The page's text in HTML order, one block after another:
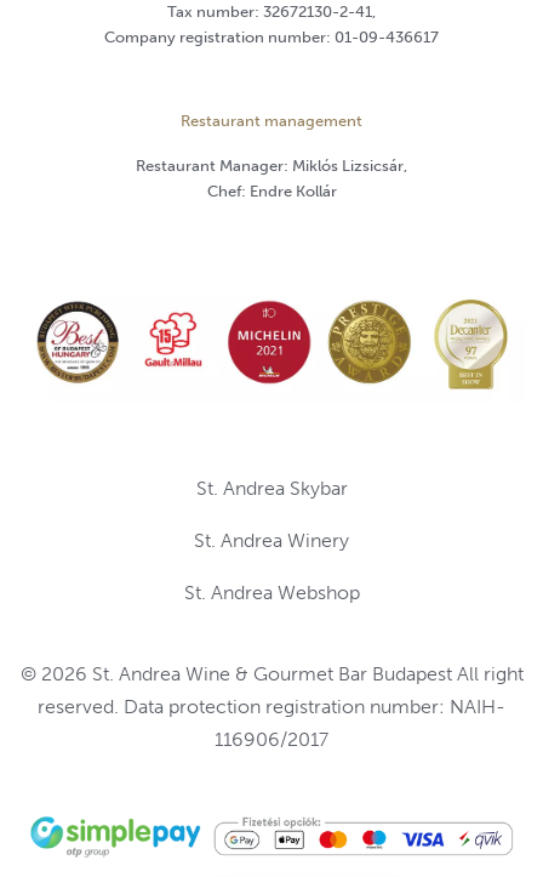
Tax number: 32672130-2-41,
Company registration number: 01-09-436617
Restaurant management
Restaurant Manager: Miklós Lizsicsár,
Chef: Endre Kollár
St. Andrea Skybar
St. Andrea Winery
St. Andrea Webshop
© 2026 St. Andrea Wine & Gourmet Bar Budapest All right
reserved. Data protection registration number: NAIH-
116906/2017